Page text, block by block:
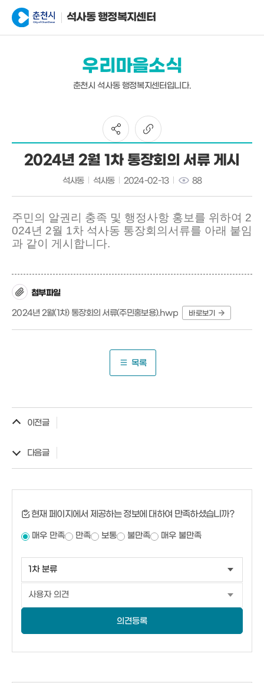
석사동 행정복지센터
우리마을소식
춘천시 석사동 행정복지센터입니다.
2024년 2월 1차 통장회의 서류 게시
석사동 석사동 2024-02-13 88
주민의 알권리 충족 및 행정사항 홍보를 위하여 2
024년 2월 1차 석사동 통장회의서류를 아래 붙임
과 같이 게시합니다.
첨부파일
2024년 2월(1차) 통장회의 서류(주민홍보용).hwp
바로보기
목록
이전글
다음글
현재 페이지에서 제공하는 정보에 대하여 만족하셨습니까?
매우 만족 만족 보통 불만족 매우 불만족
의견등록